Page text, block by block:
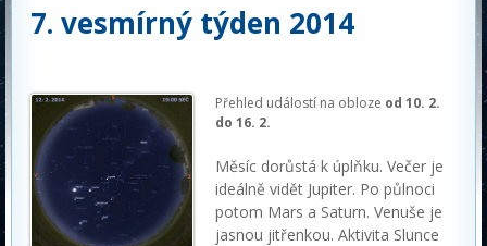
7. vesmírný týden 2014
Přehled událostí na obloze od 10. 2.
do 16. 2.
Měsíc dorůstá k úplňku. Večer je
ideálně vidět Jupiter. Po půlnoci
potom Mars a Saturn. Venuše je
jasnou jitřenkou. Aktivita Slunce